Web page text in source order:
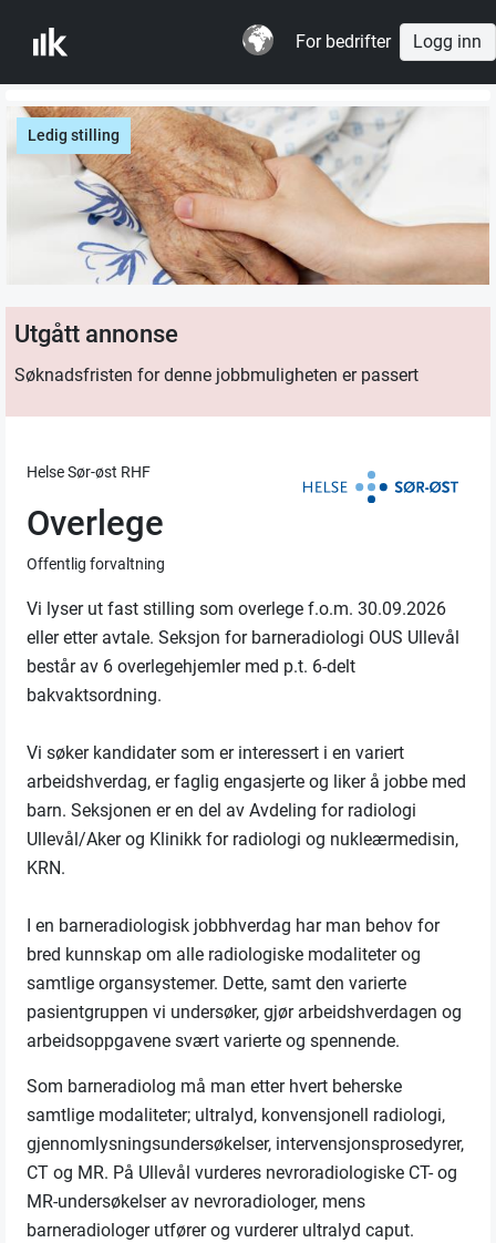
For bedrifter Logg inn
Ledig stilling
Utgått annonse
Søknadsfristen for denne jobbmuligheten er passert
Helse Sør-øst RHF
Overlege
Offentlig forvaltning
Vi lyser ut fast stilling som overlege f.o.m. 30.09.2026
eller etter avtale. Seksjon for barneradiologi OUS Ullevål
består av 6 overlegehjemler med p.t. 6-delt
bakvaktsordning.
Vi søker kandidater som er interessert i en variert
arbeidshverdag, er faglig engasjerte og liker å jobbe med
barn. Seksjonen er en del av Avdeling for radiologi
Ullevål/Aker og Klinikk for radiologi og nukleærmedisin,
KRN.
I en barneradiologisk jobbhverdag har man behov for
bred kunnskap om alle radiologiske modaliteter og
samtlige organsystemer. Dette, samt den varierte
pasientgruppen vi undersøker, gjør arbeidshverdagen og
arbeidsoppgavene svært varierte og spennende.
Som barneradiolog må man etter hvert beherske
samtlige modaliteter; ultralyd, konvensjonell radiologi,
gjennomlysningsundersøkelser, intervensjonsprosedyrer,
CT og MR. På Ullevål vurderes nevroradiologiske CT- og
MR-undersøkelser av nevroradiologer, mens
barneradiologer utfører og vurderer ultralyd caput.